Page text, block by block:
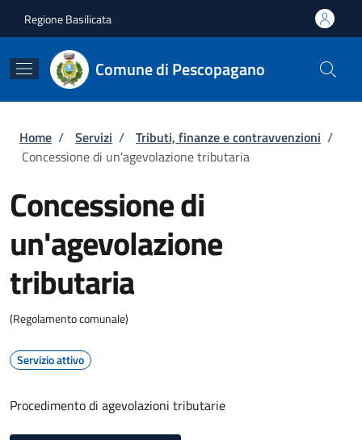
Regione Basilicata
Comune di Pescopagano
Briciole di pane
Home / Servizi / Tributi, finanze e contravvenzioni /
Concessione di un'agevolazione tributaria
Concessione di
un'agevolazione
tributaria
(Regolamento comunale)
Servizio attivo
Procedimento di agevolazioni tributarie